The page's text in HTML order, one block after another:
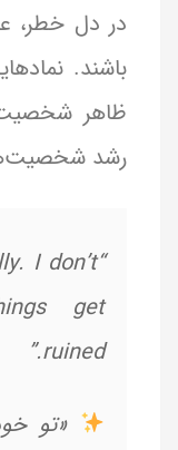
در دل خطر،
باشند.
ظاهر
رشد
I don’t
get
ruined.”
«تو